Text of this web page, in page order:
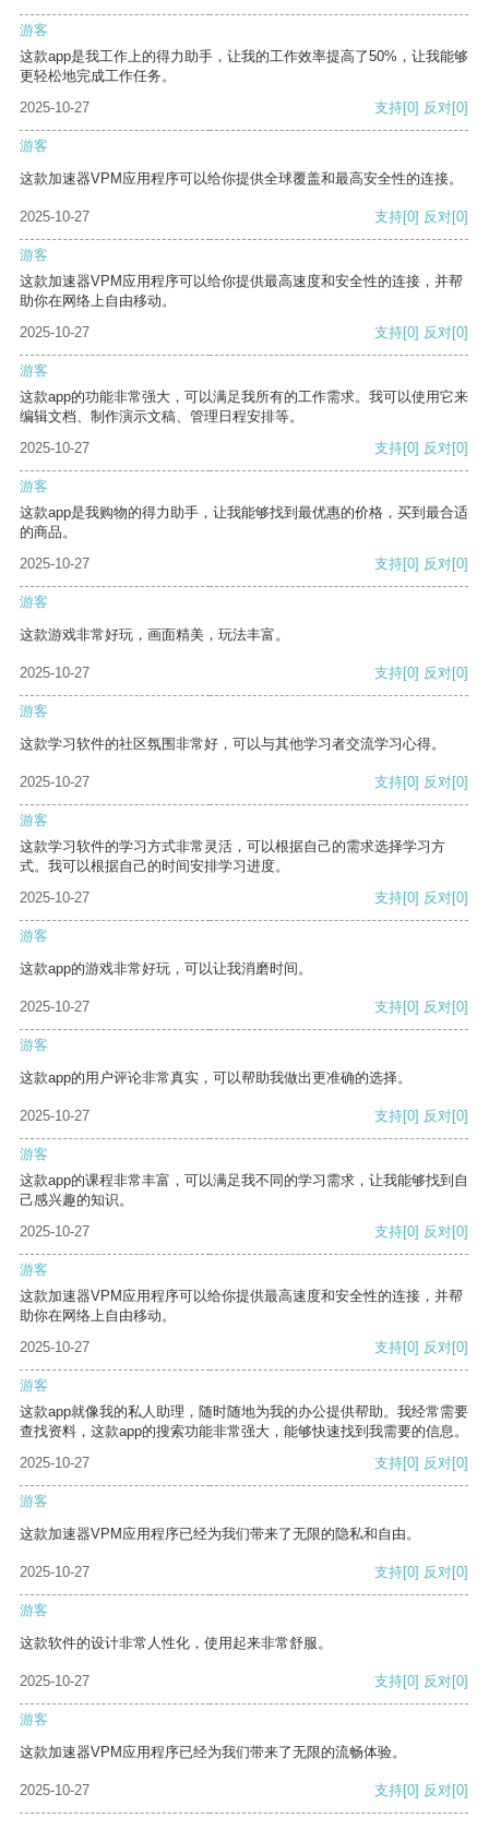
游客
这款app是我工作上的得力助手，让我的工作效率提高了50%，让我能够
更轻松地完成工作任务。
2025-10-27
支持[0] 反对[0]
游客
这款加速器VPM应用程序可以给你提供全球覆盖和最高安全性的连接。
2025-10-27 支持[0] 反对[0]
游客
这款加速器VPM应用程序可以给你提供最高速度和安全性的连接，并帮
助你在网络上自由移动。
2025-10-27
支持[0] 反对[0]
游客
这款app的功能非常强大，可以满足我所有的工作需求。我可以使用它来
编辑文档、制作演示文稿、管理日程安排等。
2025-10-27
支持[0] 反对[0]
游客
这款app是我购物的得力助手，让我能够找到最优惠的价格，买到最合适
的商品。
2025-10-27
支持[0] 反对[0]
游客
这款游戏非常好玩，画面精美，玩法丰富。
2025-10-27 支持[0] 反对[0]
游客
这款学习软件的社区氛围非常好，可以与其他学习者交流学习心得。
2025-10-27 支持[0] 反对[0]
游客
这款学习软件的学习方式非常灵活，可以根据自己的需求选择学习方
式。我可以根据自己的时间安排学习进度。
2025-10-27
支持[0] 反对[0]
游客
这款app的游戏非常好玩，可以让我消磨时间。
2025-10-27 支持[0] 反对[0]
游客
这款app的用户评论非常真实，可以帮助我做出更准确的选择。
2025-10-27 支持[0] 反对[0]
游客
这款app的课程非常丰富，可以满足我不同的学习需求，让我能够找到自
己感兴趣的知识。
2025-10-27
支持[0] 反对[0]
游客
这款加速器VPM应用程序可以给你提供最高速度和安全性的连接，并帮
助你在网络上自由移动。
2025-10-27
支持[0] 反对[0]
游客
这款app就像我的私人助理，随时随地为我的办公提供帮助。我经常需要
查找资料，这款app的搜索功能非常强大，能够快速找到我需要的信息。
2025-10-27
支持[0] 反对[0]
游客
这款加速器VPM应用程序已经为我们带来了无限的隐私和自由。
2025-10-27 支持[0] 反对[0]
游客
这款软件的设计非常人性化，使用起来非常舒服。
2025-10-27 支持[0] 反对[0]
游客
这款加速器VPM应用程序已经为我们带来了无限的流畅体验。
2025-10-27 支持[0] 反对[0]